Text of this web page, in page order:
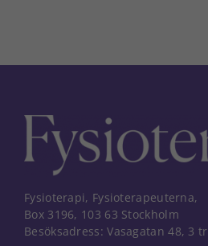
Fysioterapi, Fysioterapeuterna,
Box 3196, 103 63 Stockholm
Besöksadress: Vasagatan 48, 3 tr